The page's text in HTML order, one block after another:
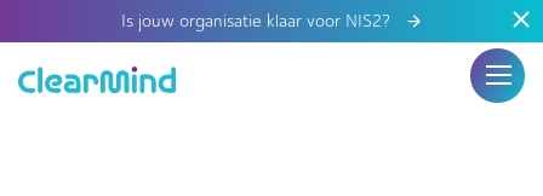
Is jouw organisatie klaar voor NIS2?